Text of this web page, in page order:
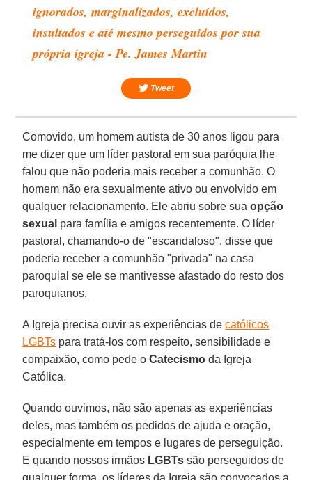
ignorados, marginalizados, excluídos,
insultados e até mesmo perseguidos por sua
própria igreja - Pe. James Martin
Tweet
Comovido, um homem autista de 30 anos ligou para
me dizer que um líder pastoral em sua paróquia lhe
falou que não poderia mais receber a comunhão. O
homem não era sexualmente ativo ou envolvido em
qualquer relacionamento. Ele abriu sobre suaopção
sexual para família e amigos recentemente. O líder
pastoral, chamando-o de "escandaloso", disse que
poderia receber a comunhão "privada" na casa
paroquial se ele se mantivesse afastado do resto dos
paroquianos.
A Igreja precisa ouvir as experiências decatólicos
LGBTs para tratá-los com respeito, sensibilidade e
compaixão, como pede oCatecismo da Igreja
Católica.
Quando ouvimos, não são apenas as experiências
deles, mas também os pedidos de ajuda e oração,
especialmente em tempos e lugares de perseguição.
E quando nossos irmãos LGBTs são perseguidos de
qualquer forma, os líderes da Igreja são convocados a